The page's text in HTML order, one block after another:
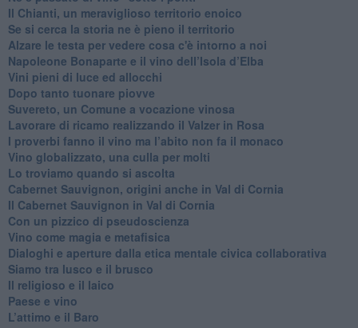
​Il Chianti, un meraviglioso territorio enoico
​Se si cerca la storia ne è pieno il territorio
Alzare le testa per vedere cosa c'è intorno a noi
​Napoleone Bonaparte e il vino dell’Isola d’Elba
Vini pieni di luce ed allocchi
Dopo tanto tuonare piovve
Suvereto, un Comune a vocazione vinosa
Lavorare di ricamo realizzando il Valzer in Rosa
​I proverbi fanno il vino ma l’abito non fa il monaco
Vino globalizzato, una culla per molti
Lo troviamo quando si ascolta
Cabernet Sauvignon, origini anche in Val di Cornia
Il Cabernet Sauvignon in Val di Cornia
Con un pizzico di pseudoscienza
​Vino come magia e metafisica
Dialoghi e aperture dalla etica mentale civica collaborativa
Siamo tra lusco e il brusco
Il religioso e il laico
​Paese e vino
L’attimo e il Baro